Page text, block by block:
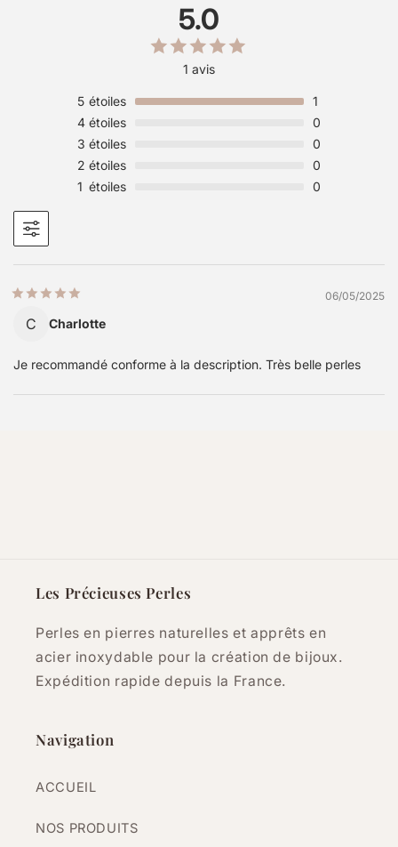
5.0
1 avis
5 étoiles
1
4étoiles
0
3 étoiles
0
2 étoiles
0
1 étoiles 0
06/05/2025
C Charlotte
Je recommandé conforme à la description. Très belle perles
Les Précieuses Perles
Perles en pierres naturelles et apprêts en
acier inoxydable pour la création de bijoux.
Expédition rapide depuis la France.
Navigation
ACCUEIL
NOS PRODUITS